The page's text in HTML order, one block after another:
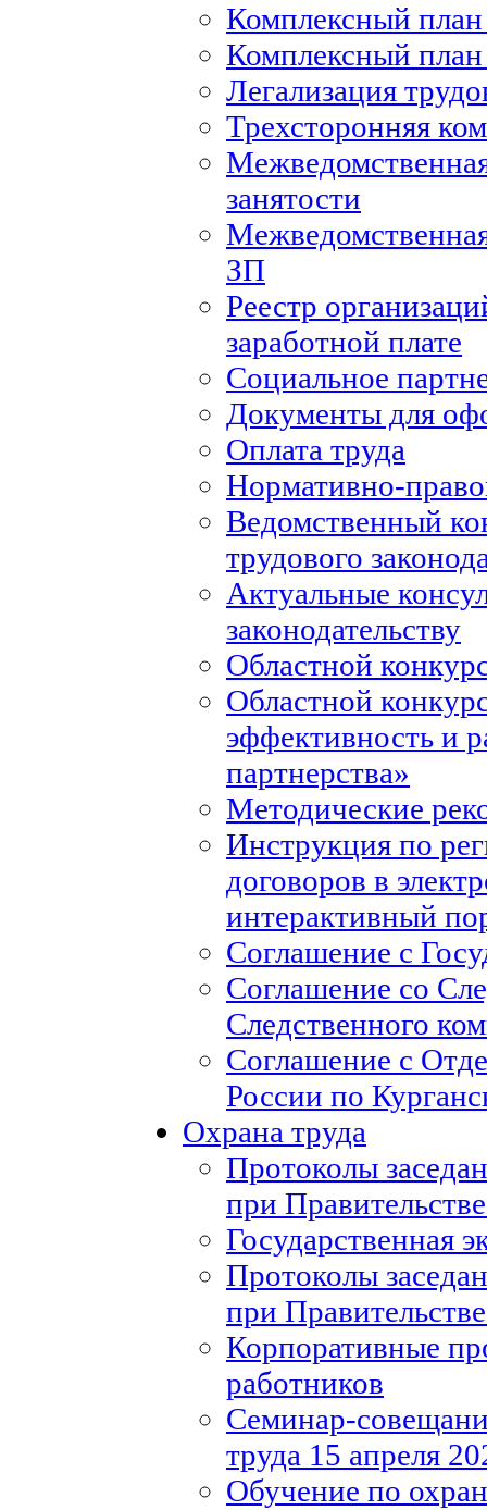
Комплексный
Комплексный
Легализация
Трехсторонняя
занятости
ЗП
Реестр
заработной плате
Социальное
Документы для
Оплата труда
Нормативно-
Ведомственный
трудового
Актуальные
законодательству
Областной
Областной
эффективность и
партнерства»
Методические
Инструкция по
договоров в
интерактивный
Соглашение с
Соглашение со
Следственного
Соглашение с
России по
Охрана труда
Протоколы
при
Государственная
Протоколы
при
Корпоративные
работников
Семинар-
труда 15 апреля
Обучение по